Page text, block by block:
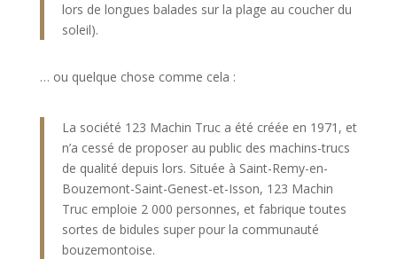
lors de longues balades sur la plage au coucher du
soleil).
… ou quelque chose comme cela :
La société 123 Machin Truc a été créée en 1971, et
n’a cessé de proposer au public des machins-trucs
de qualité depuis lors. Située à Saint-Remy-en-
Bouzemont-Saint-Genest-et-Isson, 123 Machin
Truc emploie 2 000 personnes, et fabrique toutes
sortes de bidules super pour la communauté
bouzemontoise.